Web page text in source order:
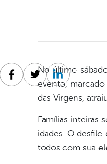
No último
evento,
das Virgens,
Famílias inteiras
idades. O
todos com sua
Facebook
Twitter